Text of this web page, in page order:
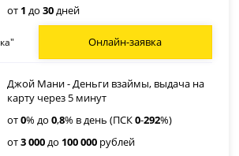
от 1 до30дней
Онлайн-заявка
Джой Мани - Деньги взаймы, выдача на
карту через 5 минут
от0% до0,8% в день (ПСК0-292%)
от3 000до 100 000 рублей